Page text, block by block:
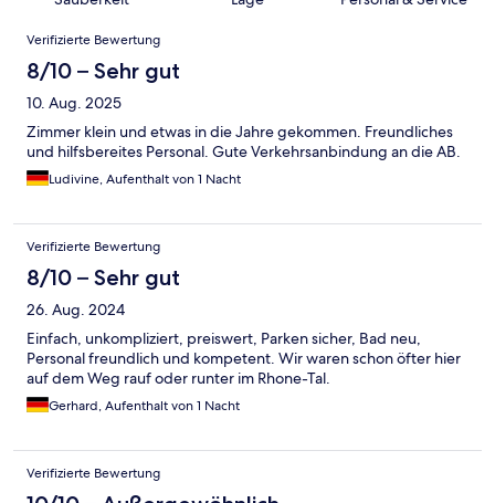
Bewertungen
Verifizierte Bewertung
8/10 – Sehr gut
10. Aug. 2025
Zimmer klein und etwas in die Jahre gekommen. Freundliches
und hilfsbereites Personal. Gute Verkehrsanbindung an die AB.
Ludivine, Aufenthalt von 1 Nacht
Verifizierte Bewertung
8/10 – Sehr gut
26. Aug. 2024
Einfach, unkompliziert, preiswert, Parken sicher, Bad neu,
Personal freundlich und kompetent. Wir waren schon öfter hier
auf dem Weg rauf oder runter im Rhone-Tal.
Gerhard, Aufenthalt von 1 Nacht
Verifizierte Bewertung